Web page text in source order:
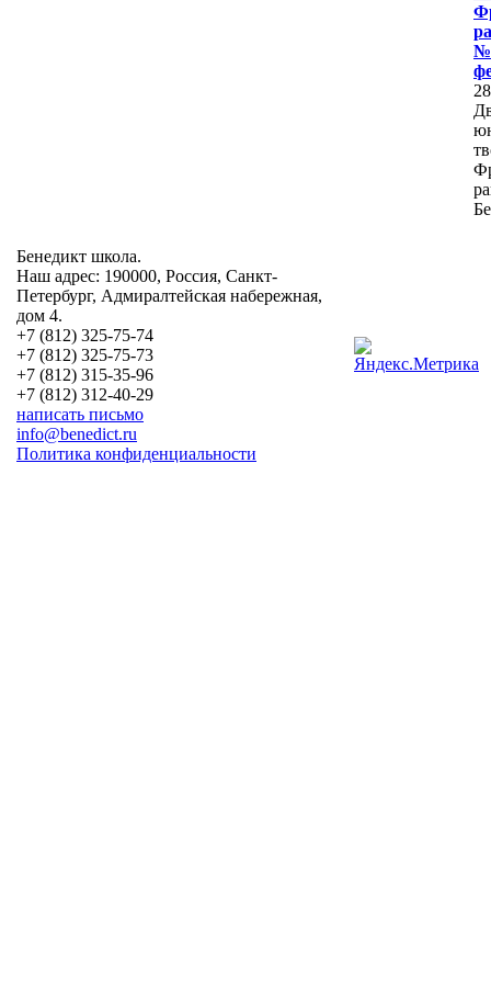
№
Бенедикт школа.
Наш адрес: 190000, Россия, Санкт-
Петербург, Адмиралтейская набережная,
дом 4.
+7 (812) 325-75-74
+7 (812) 325-75-73
+7 (812) 315-35-96
+7 (812) 312-40-29
написать письмо
info@benedict.ru
Политика конфиденциальности